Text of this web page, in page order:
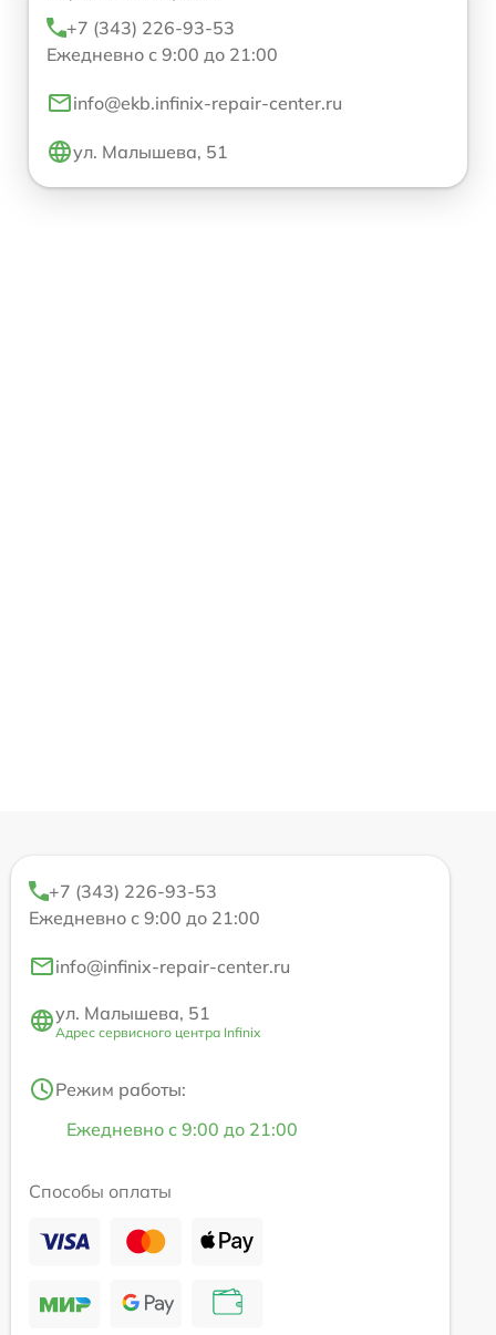
+7 (343) 226-93-53
Ежедневно с 9:00 до 21:00
info@ekb.infinix-repair-center.ru
ул. Малышева, 51
+7 (343) 226-93-53
Ежедневно с 9:00 до 21:00
info@infinix-repair-center.ru
ул. Малышева, 51
Адрес сервисного центра Infinix
Режим работы:
Ежедневно с 9:00 до 21:00
Способы оплаты